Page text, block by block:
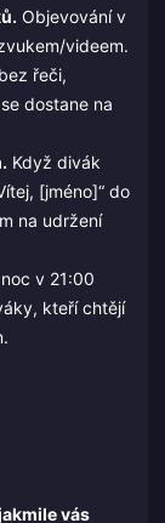
Objevování v
videem.
řeči,
dostane na
Když divák
[jméno]“ do
na udržení
v 21:00
kteří chtějí
vás